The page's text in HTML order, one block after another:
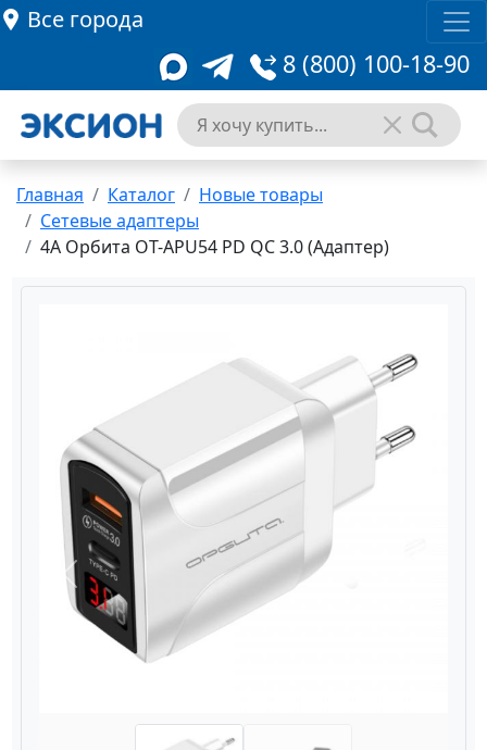
Все города
8 (800) 100-18-90
Главная Каталог
Новые товары
Сетевые адаптеры
4A Орбита OT-APU54 PD QC 3.0 (Адаптер)
Назад